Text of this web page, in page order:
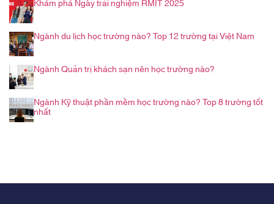
Khám phá Ngày trải nghiệm RMIT 2025
Ngành du lịch học trường nào? Top 12 trường tại Việt Nam
Ngành Quản trị khách sạn nên học trường nào?
Ngành Kỹ thuật phần mềm học trường nào? Top 8 trường tốt
nhất